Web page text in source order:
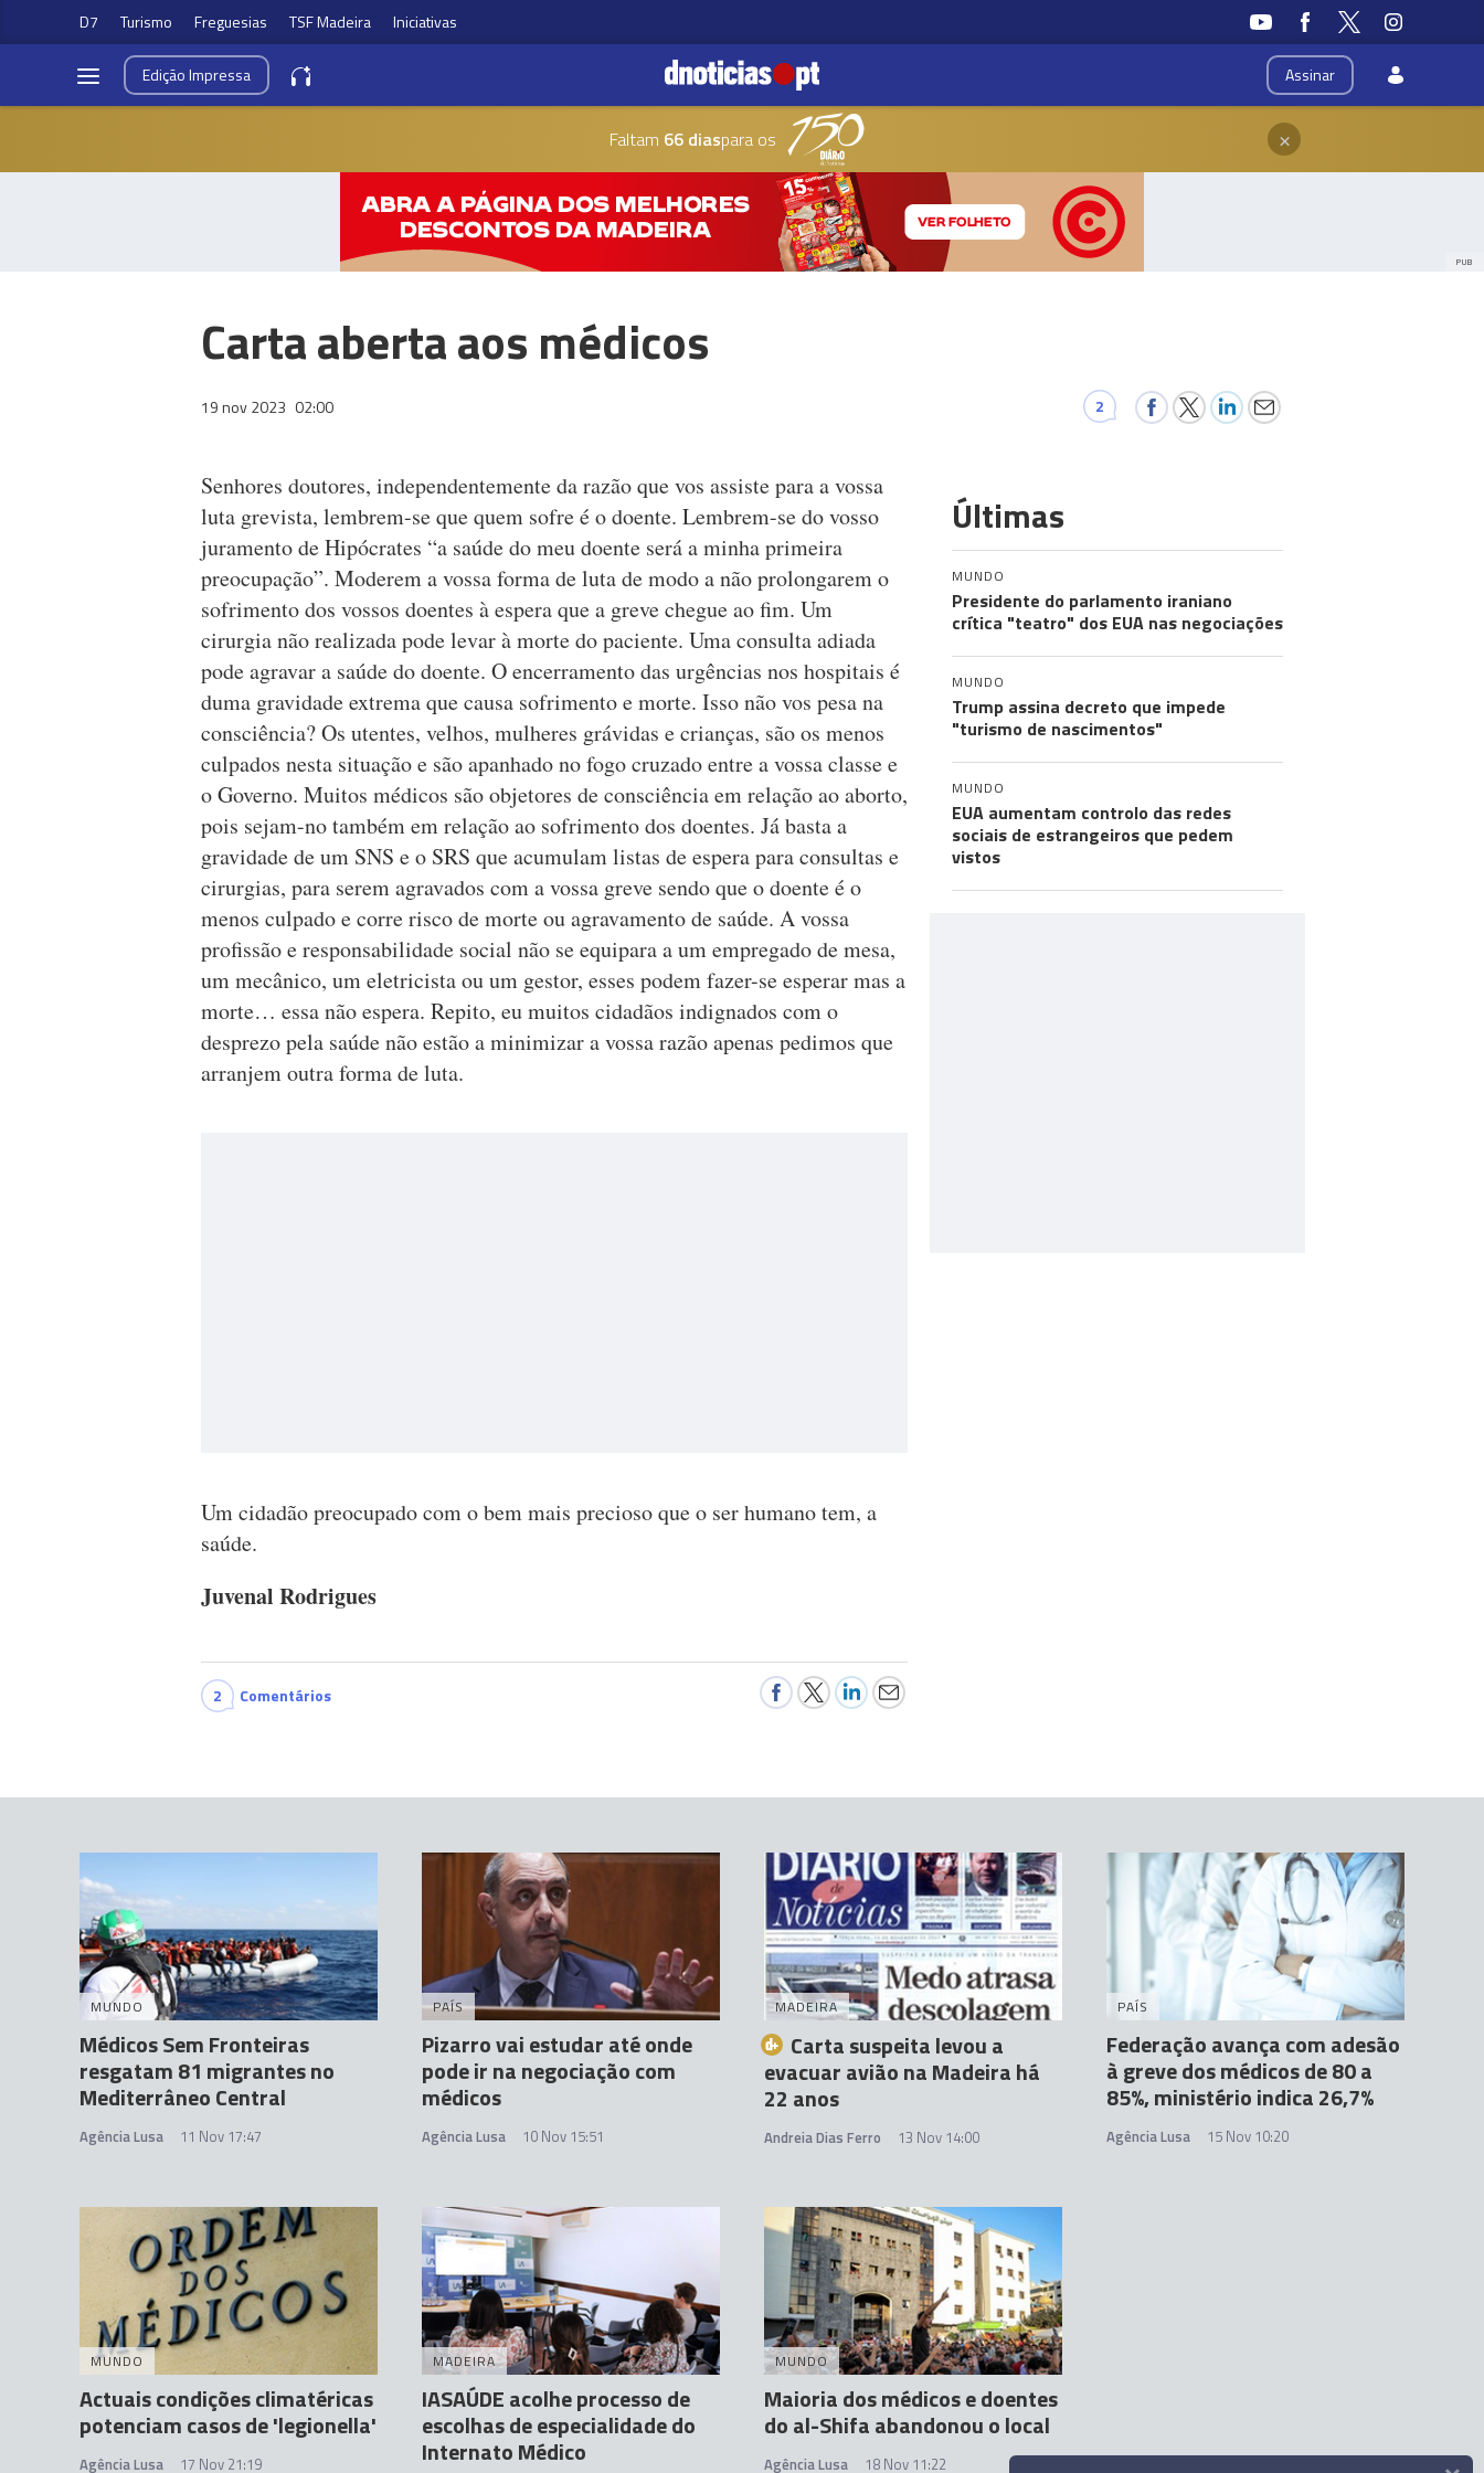
D7 Turismo Freguesias TSF Madeira Iniciativas
Assinar
EdiçãoImpressa
Faltam 66 diaspara os ×
PUB
Carta aberta aos médicos
19 nov 2023 02:00 2
Senhores doutores, independentemente da razão que vos assiste para a vossa
luta grevista, lembrem-se que quem sofre é o doente. Lembrem-se do vosso
juramento de Hipócrates “a saúde do meu doente será a minha primeira
preocupação”. Moderem a vossa forma de luta de modo a não prolongarem o
sofrimento dos vossos doentes à espera que a greve chegue ao fim. Um
cirurgia não realizada pode levar à morte do paciente. Uma consulta adiada
pode agravar a saúde do doente. O encerramento das urgências nos hospitais é
duma gravidade extrema que causa sofrimento e morte. Isso não vos pesa na
consciência? Os utentes, velhos, mulheres grávidas e crianças, são os menos
culpados nesta situação e são apanhado no fogo cruzado entre a vossa classe e
o Governo. Muitos médicos são objetores de consciência em relação ao aborto,
pois sejam-no também em relação ao sofrimento dos doentes. Já basta a
gravidade de um SNS e o SRS que acumulam listas de espera para consultas e
cirurgias, para serem agravados com a vossa greve sendo que o doente é o
menos culpado e corre risco de morte ou agravamento de saúde. A vossa
profissão e responsabilidade social não se equipara a um empregado de mesa,
um mecânico, um eletricista ou um gestor, esses podem fazer-se esperar mas a
morte… essa não espera. Repito, eu muitos cidadãos indignados com o
desprezo pela saúde não estão a minimizar a vossa razão apenas pedimos que
arranjem outra forma de luta.
Um cidadão preocupado com o bem mais precioso que o ser humano tem, a
saúde.
Juvenal Rodrigues
2 Comentários
Últimas
MUNDO
Presidente do parlamento iraniano
crítica "teatro" dos EUA nas negociações
MUNDO
Trump assina decreto que impede
"turismo de nascimentos"
MUNDO
EUA aumentam controlo das redes
sociais de estrangeiros que pedem
vistos
MUNDO
Médicos Sem Fronteiras
resgatam 81 migrantes no
Mediterrâneo Central
Agência Lusa 11 Nov 17:47
PAÍS
Pizarro vai estudar até onde
pode ir na negociação com
médicos
Agência Lusa 10 Nov 15:51
MADEIRA
Carta suspeita levou a
evacuar avião na Madeira há
22 anos
Andreia Dias Ferro 13 Nov 14:00
PAÍS
Federação avança com adesão
à greve dos médicos de 80 a
85%, ministério indica 26,7%
Agência Lusa 15 Nov 10:20
MUNDO
Actuais condições climatéricas
potenciam casos de 'legionella'
Agência Lusa 17 Nov 21:19
MADEIRA
IASAÚDE acolhe processo de
escolhas de especialidade do
Internato Médico
MUNDO
Maioria dos médicos e doentes
do al-Shifa abandonou o local
Agência Lusa 18 Nov 11:22